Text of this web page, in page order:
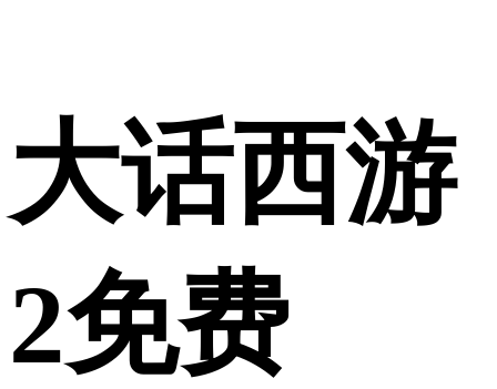
大话西游
2免费